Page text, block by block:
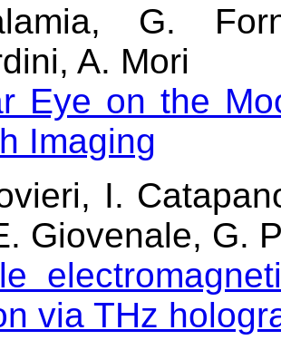
G.
A. Mori
Eye on the
Imaging
I.
Giovenale, G.
via THz